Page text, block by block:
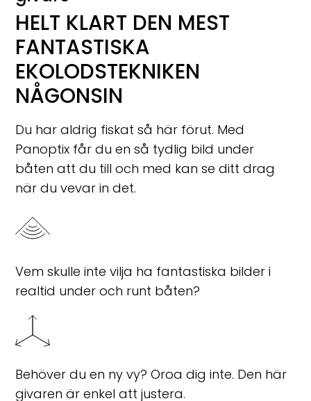
HELT KLART DEN MEST
FANTASTISKA
EKOLODSTEKNIKEN
NÅGONSIN
Du har aldrig fiskat så här förut. Med
Panoptix får du en så tydlig bild under
båten att du till och med kan se ditt drag
när du vevar in det.
Vem skulle inte vilja ha fantastiska bilder i
realtid under och runt båten?
Behöver du en ny vy? Oroa dig inte. Den här
givaren är enkel att justera.